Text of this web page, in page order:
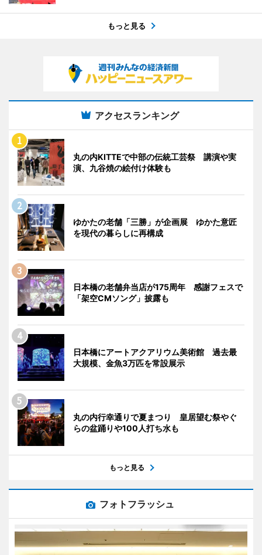
もっと見る
アクセスランキング
丸の内KITTEで中部の伝統工芸祭 講演や実
演、九谷焼の絵付け体験も
ゆかたの老舗「三勝」が企画展 ゆかた意匠
を現代の暮らしに再構成
日本橋の老舗弁当店が175周年 感謝フェスで
「架空CMソング」披露も
日本橋にアートアクアリウム美術館 過去最
大規模、金魚3万匹を常設展示
丸の内行幸通りで夏まつり 皇居望む祭やぐ
らの盆踊りや100人打ち水も
もっと見る
フォトフラッシュ